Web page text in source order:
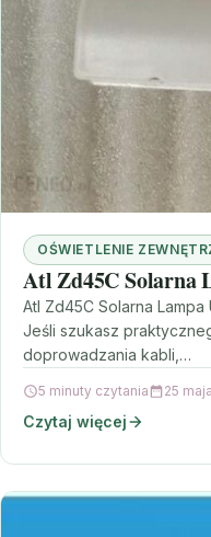
OŚWIETLENIE
Atl Zd45C Solarna
Atl Zd45C Solarna Lampa
Jeśli szukasz
doprowadzania kabli,…
5 minuty czytania 25
Czytaj więcej